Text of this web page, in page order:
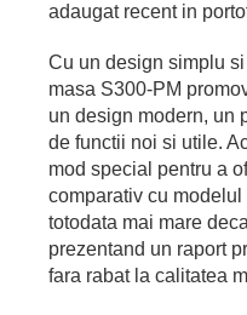
adaugat recent in
Cu un design simplu
masa S300-PM
un design modern, un
de functii noi si utile.
mod special pentru a
comparativ cu
totodata mai mare
prezentand un raport
fara rabat la calitatea